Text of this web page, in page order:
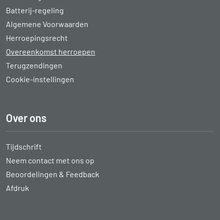
Batterij-regeling
Algemene Voorwaarden
Herroepingsrecht
Overeenkomst herroepen
Terugzendingen
Cookie-instellingen
Over ons
Tijdschrift
Neem contact met ons op
Beoordelingen & Feedback
Afdruk